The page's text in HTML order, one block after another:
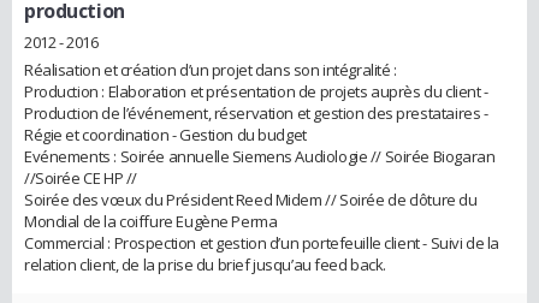
production
2012 - 2016
Réalisation et création d’un projet dans son intégralité :
Production : Elaboration et présentation de projets auprès du client -
Production de l’événement, réservation et gestion des prestataires -
Régie et coordination - Gestion du budget
Evénements : Soirée annuelle Siemens Audiologie // Soirée Biogaran
//Soirée CE HP //
Soirée des vœux du Président Reed Midem // Soirée de clôture du
Mondial de la coiffure Eugène Perma
Commercial : Prospection et gestion d’un portefeuille client - Suivi de la
relation client, de la prise du brief jusqu’au feed back.